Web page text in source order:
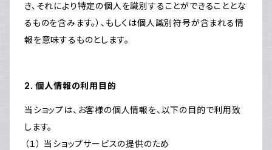
き、それにより特定の個人を識別することができることとな
るものを含みます。）、もしくは個人識別符号が含まれる情
報を意味するものとします。
2. 個人情報の利用目的
当ショップは、お客様の個人情報を、以下の目的で利用致
します。
（１） 当ショップサービスの提供のため